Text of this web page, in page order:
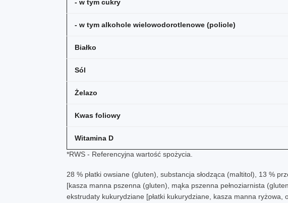
- w tym cukry
- w tym alkohole wielowodorotlenowe (poliole)
Białko
Sól
Żelazo
Kwas foliowy
Witamina D
*RWS - Referencyjna wartość spożycia.
28 % płatki owsiane (gluten), substancja słodząca (maltitol), 13 %
[kasza manna pszenna (gluten), mąka pszenna pełnoziarnista
ekstrudaty kukurydziane [płatki kukurydziane, kasza manna ryżowa,